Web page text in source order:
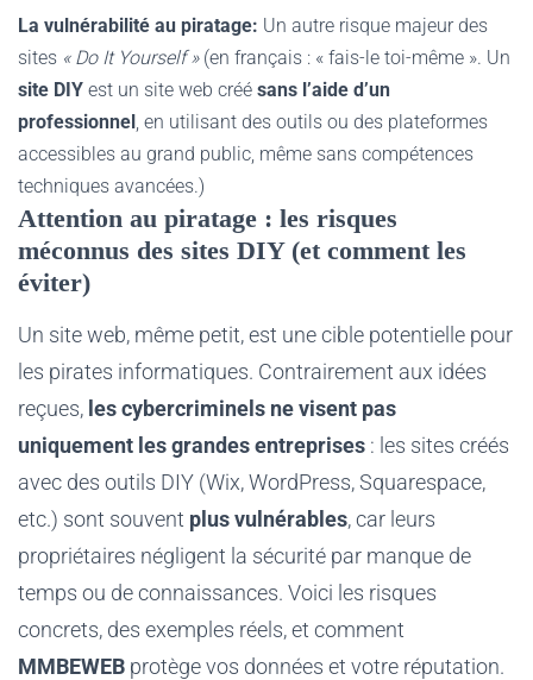
La vulnérabilité au piratage: Un autre risque majeur des
sites « Do It Yourself »(en français : « fais-le toi-même ». Un
site DIY est un site web créé sans l’aide d’un
professionnel, en utilisant des outils ou des plateformes
accessibles au grand public, même sans compétences
techniques avancées.)
Attention au piratage : les risques
méconnus des sites DIY (et comment les
éviter)
Un site web, même petit, est une cible potentielle pour
les pirates informatiques. Contrairement aux idées
reçues, les cybercriminels ne visent pas
uniquement les grandes entreprises : les sites créés
avec des outils DIY (Wix, WordPress, Squarespace,
etc.) sont souvent plus vulnérables, car leurs
propriétaires négligent la sécurité par manque de
temps ou de connaissances. Voici les risques
concrets, des exemples réels, et comment
MMBEWEB protège vos données et votre réputation.